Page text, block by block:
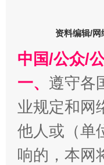
千年窑火
资料编辑/网
中国/公众/
一、 遵守各
业规定和网
他人或（单
响的，本网